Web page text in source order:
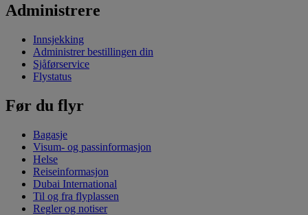
Administrere
Innsjekking
Administrer bestillingen din
Sjåførservice
Flystatus
Før du flyr
Bagasje
Visum- og passinformasjon
Helse
Reiseinformasjon
Dubai International
Til og fra flyplassen
Regler og notiser